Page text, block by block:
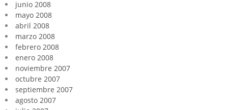
junio 2008
mayo 2008
abril 2008
marzo 2008
febrero 2008
enero 2008
noviembre 2007
octubre 2007
septiembre 2007
agosto 2007